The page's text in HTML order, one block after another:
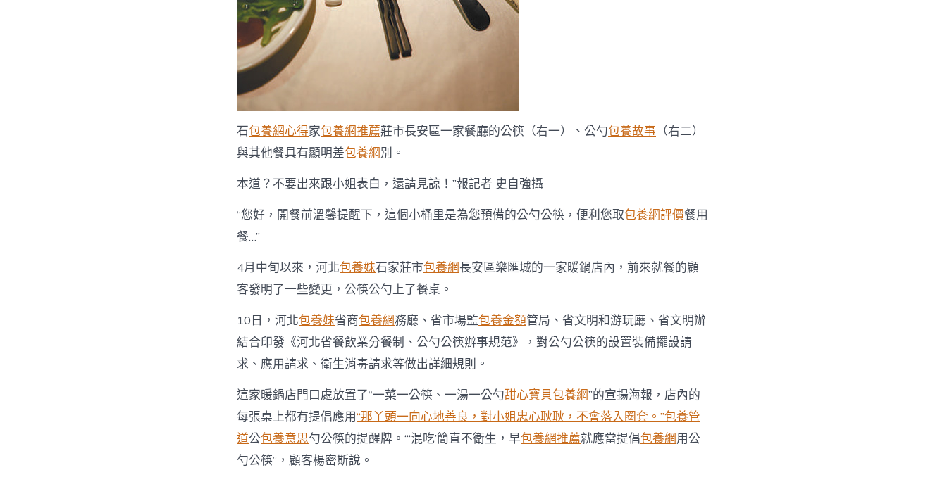
石包養網心得家包養網推薦莊市長安區一家餐廳的公筷（右一）、公勺包養故事 （右二）
與其他餐具有顯明差包養網別。
本道？不要出來跟小姐表白，還請見諒！”報記者 史自強攝
“您好，開餐前溫馨提醒下，這個小桶里是為您預備的公勺公筷，便利您取包養網評價餐用
餐…”
4月中旬以來，河北包養妹石家莊市包養網長安區樂匯城的一家暖鍋店內，前來就餐的顧
客發明了一些變更，公筷公勺上了餐桌。
10日，河北包養妹省商包養網務廳、省市場監包養金額管局、省文明和游玩廳、省文明辦
結合印發《河北省餐飲業分餐制、公勺公筷辦事規范》，對公勺公筷的設置裝備擺設請
求、應用請求、衛生消毒請求等做出詳細規則。
這家暖鍋店門口處放置了“一菜一公筷、一湯一公勺甜心寶貝包養網”的宣揚海報，店內的
每張桌上都有提倡應用“那丫頭一向心地善良，對小姐忠心耿耿，不會落入圈套。”包養管
道公包養意思勺公筷的提醒牌。“‘混吃’簡直不衛生，早包養網推薦就應當提倡包養網用公
勺公筷”，顧客楊密斯說。